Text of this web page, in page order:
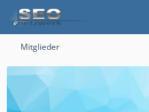
Mitglieder